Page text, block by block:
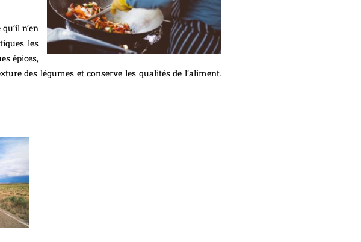
n’en
les
épices,
des légumes et conserve les qualités de l’aliment.